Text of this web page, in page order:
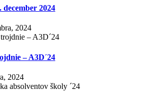
december 2024
2024
– A3D´24
2024